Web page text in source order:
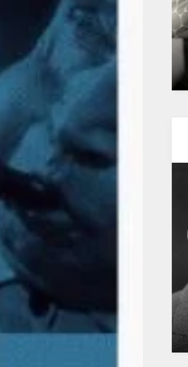
Intérprete
William
Powell
D. W. Griffith